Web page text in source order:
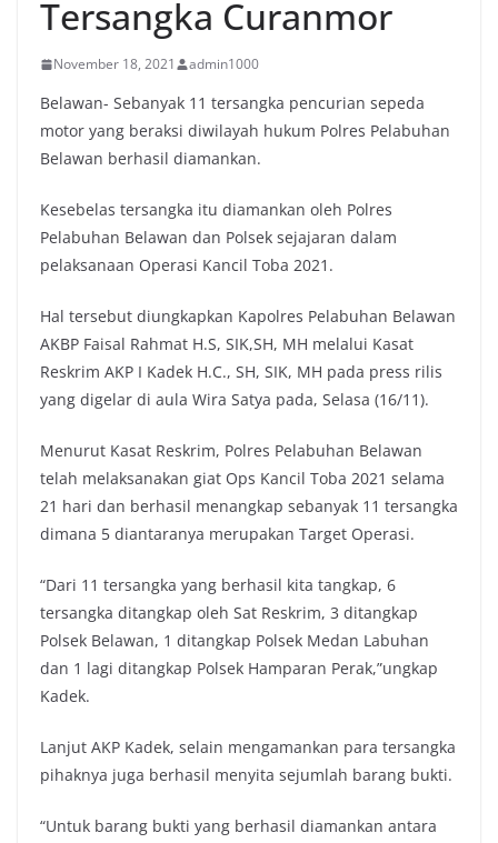
Tersangka Curanmor
November 18, 2021 admin1000
Belawan- Sebanyak 11 tersangka pencurian sepeda
motor yang beraksi diwilayah hukum Polres Pelabuhan
Belawan berhasil diamankan.
Kesebelas tersangka itu diamankan oleh Polres
Pelabuhan Belawan dan Polsek sejajaran dalam
pelaksanaan Operasi Kancil Toba 2021.
Hal tersebut diungkapkan Kapolres Pelabuhan Belawan
AKBP Faisal Rahmat H.S, SIK,SH, MH melalui Kasat
Reskrim AKP I Kadek H.C., SH, SIK, MH pada press rilis
yang digelar di aula Wira Satya pada, Selasa (16/11).
Menurut Kasat Reskrim, Polres Pelabuhan Belawan
telah melaksanakan giat Ops Kancil Toba 2021 selama
21 hari dan berhasil menangkap sebanyak 11 tersangka
dimana 5 diantaranya merupakan Target Operasi.
“Dari 11 tersangka yang berhasil kita tangkap, 6
tersangka ditangkap oleh Sat Reskrim, 3 ditangkap
Polsek Belawan, 1 ditangkap Polsek Medan Labuhan
dan 1 lagi ditangkap Polsek Hamparan Perak,”ungkap
Kadek.
Lanjut AKP Kadek, selain mengamankan para tersangka
pihaknya juga berhasil menyita sejumlah barang bukti.
“Untuk barang bukti yang berhasil diamankan antara